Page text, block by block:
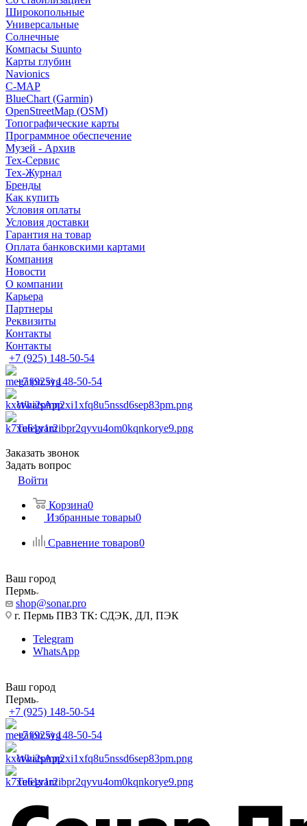
Широкопольные
Универсальные
Солнечные
Компасы Suunto
Карты глубин
Navionics
C-MAP
BlueChart (Garmin)
OpenStreetMap (OSM)
Топографические карты
Программное обеспечение
Музей - Архив
Tex-Сервис
Тех-Журнал
Бренды
Как купить
Условия оплаты
Условия доставки
Гарантия на товар
Оплата банковскими картами
Компания
Новости
О компании
Карьера
Партнеры
Реквизиты
Контакты
Контакты
+7 (925) 148-50-54
+7 (925) 148-50-54
WhatsApp
Telegram
Заказать звонок
Задать вопрос
Войти
Корзина0
Избранные товары0
Сравнение товаров0
Ваш город
Пермь
shop@sonar.pro
г. Пермь ПВЗ ТК: СДЭК, ДЛ, ПЭК
Telegram
WhatsApp
Ваш город
Пермь
+7 (925) 148-50-54
+7 (925) 148-50-54
WhatsApp
Telegram